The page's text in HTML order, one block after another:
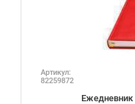
Артикул:
82259872